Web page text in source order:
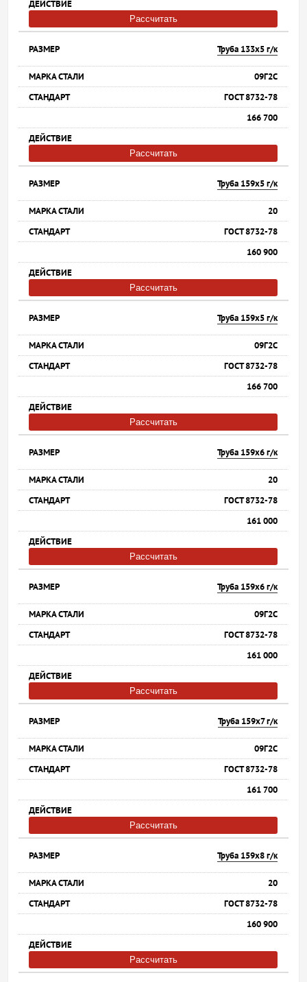
Рассчитать
Труба 133х5 г/к
09Г2С
ГОСТ 8732-78
166 700
Рассчитать
Труба 159х5 г/к
20
ГОСТ 8732-78
160 900
Рассчитать
Труба 159х5 г/к
09Г2С
ГОСТ 8732-78
166 700
Рассчитать
Труба 159х6 г/к
20
ГОСТ 8732-78
161 000
Рассчитать
Труба 159х6 г/к
09Г2С
ГОСТ 8732-78
161 000
Рассчитать
Труба 159х7 г/к
09Г2С
ГОСТ 8732-78
161 700
Рассчитать
Труба 159х8 г/к
20
ГОСТ 8732-78
160 900
Рассчитать